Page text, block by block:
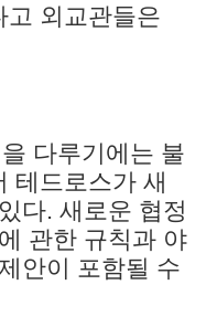
고 외교관들은
다루기에는 불
테드로스가 새
다. 새로운 협정
관한 규칙과 야
안이 포함될 수